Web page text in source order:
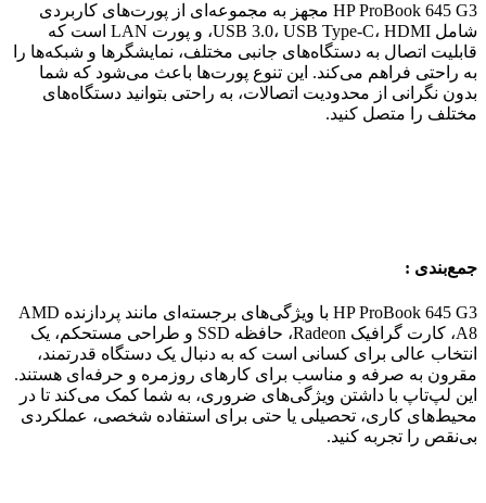
HP ProBook 645 G3 مجهز به مجموعه‌ای از پورت‌های کاربردی
شامل USB 3.0، USB Type-C، HDMI، و پورت LAN است که
قابلیت اتصال به دستگاه‌های جانبی مختلف، نمایشگرها و شبکه‌ها را
به راحتی فراهم می‌کند. این تنوع پورت‌ها باعث می‌شود که شما
بدون نگرانی از محدودیت اتصالات، به راحتی بتوانید دستگاه‌های
مختلف را متصل کنید.
جمع‌بندی :
HP ProBook 645 G3 با ویژگی‌های برجسته‌ای مانند پردازنده AMD
A8، کارت گرافیک Radeon، حافظه SSD و طراحی مستحکم، یک
انتخاب عالی برای کسانی است که به دنبال یک دستگاه قدرتمند،
مقرون به صرفه و مناسب برای کارهای روزمره و حرفه‌ای هستند.
این لپ‌تاپ با داشتن ویژگی‌های ضروری، به شما کمک می‌کند تا در
محیط‌های کاری، تحصیلی یا حتی برای استفاده شخصی، عملکردی
بی‌نقص را تجربه کنید.